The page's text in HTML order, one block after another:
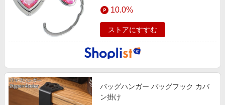
10.0%
ストアにすすむ
バッグハンガー バッグフック カバ
ン掛け